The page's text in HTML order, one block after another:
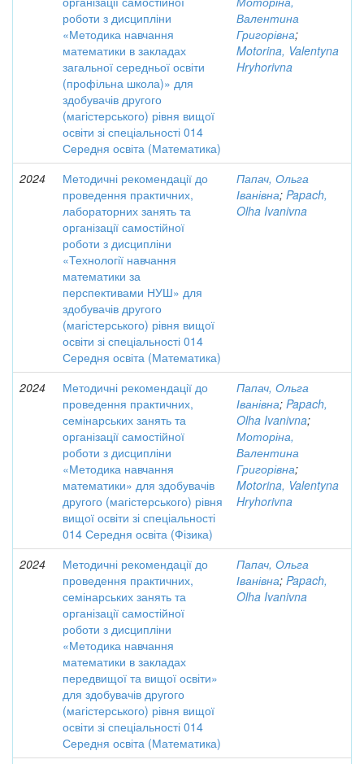
роботи з дисципліни
«Методика навчання
математики в закладах
загальної середньої освіти
(профільна школа)» для
здобувачів другого
(магістерського) рівня вищої
освіти зі спеціальності 014
Середня освіта (Математика)
Валентина
Григорівна;
Motorina, Valentyna
Hryhorivna
2024
Методичні рекомендації до
проведення практичних,
лабораторних занять та
організації самостійної
роботи з дисципліни
«Технології навчання
математики за
перспективами НУШ» для
здобувачів другого
(магістерського) рівня вищої
освіти зі спеціальності 014
Середня освіта (Математика)
Папач, Ольга
Іванівна; Papach,
Olha Ivanivna
2024
Методичні рекомендації до
проведення практичних,
семінарських занять та
організації самостійної
роботи з дисципліни
«Методика навчання
математики» для здобувачів
другого (магістерського) рівня
вищої освіти зі спеціальності
014 Середня освіта (Фізика)
Папач, Ольга
Іванівна; Papach,
Olha Ivanivna;
Моторіна,
Валентина
Григорівна;
Motorina, Valentyna
Hryhorivna
2024
Методичні рекомендації до
проведення практичних,
семінарських занять та
організації самостійної
роботи з дисципліни
«Методика навчання
математики в закладах
передвищої та вищої освіти»
для здобувачів другого
(магістерського) рівня вищої
освіти зі спеціальності 014
Середня освіта (Математика)
Папач, Ольга
Іванівна; Papach,
Olha Ivanivna